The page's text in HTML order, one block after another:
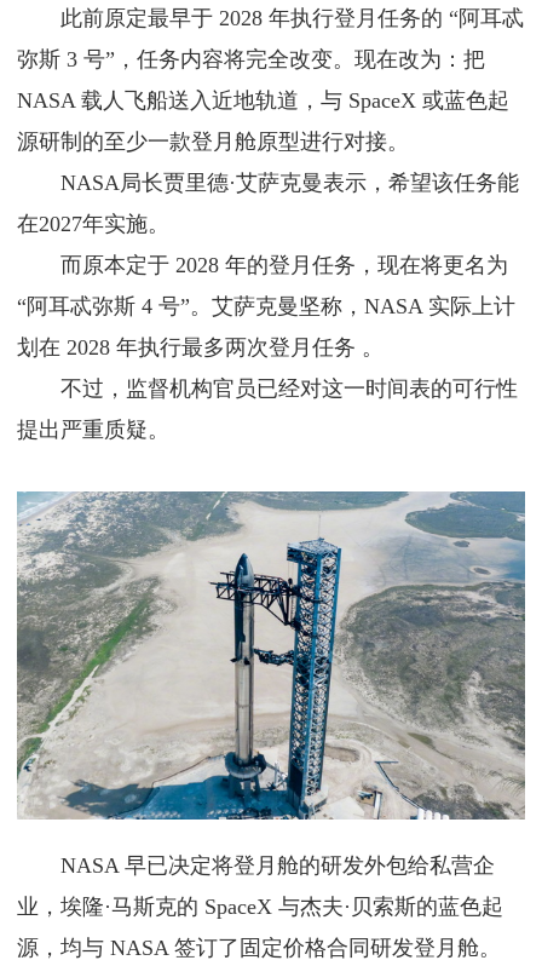
此前原定最早于 2028 年执行登月任务的 “阿耳忒
弥斯 3 号”，任务内容将完全改变。现在改为：把
NASA 载人飞船送入近地轨道，与 SpaceX 或蓝色起
源研制的至少一款登月舱原型进行对接。
NASA局长贾里德·艾萨克曼表示，希望该任务能
在2027年实施。
而原本定于 2028 年的登月任务，现在将更名为
“阿耳忒弥斯 4 号”。艾萨克曼坚称，NASA 实际上计
划在 2028 年执行最多两次登月任务 。
不过，监督机构官员已经对这一时间表的可行性
提出严重质疑。
NASA 早已决定将登月舱的研发外包给私营企
业，埃隆·马斯克的 SpaceX 与杰夫·贝索斯的蓝色起
源，均与 NASA 签订了固定价格合同研发登月舱。